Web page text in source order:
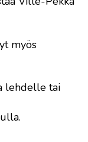
myös
lehdelle tai